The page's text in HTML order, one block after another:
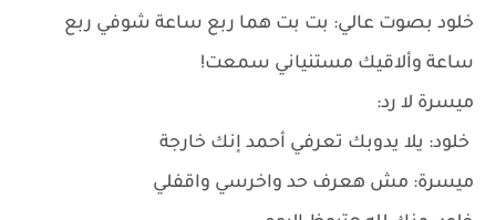
خلود بصوت عالي: بت بت هما ربع ساعة شوفي ربع
ساعة وألاقيك مستنياني سمعت!
ميسرة لا رد:
خلود: يلا يدوبك تعرفي أحمد إنك خارجة
ميسرة: مش هعرف حد واخرسي واقفلي